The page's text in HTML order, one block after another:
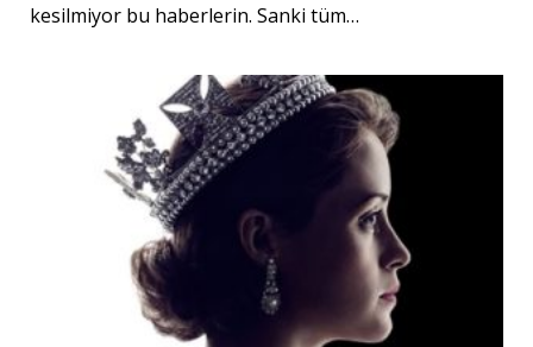
kesilmiyor bu haberlerin. Sanki tüm…